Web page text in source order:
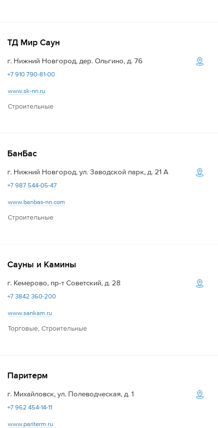
ТД Мир Саун
г. Нижний Новгород, дер. Ольгино, д. 76
+7 910 790-81-00
www.sk-nn.ru
Строительные
БанБаc
г. Нижний Новгород, ул. Заводской парк, д. 21 А
+7 987 544-05-47
www.banbas-nn.com
Строительные
Сауны и Камины
г. Кемерово, пр-т Советский, д. 28
+7 3842 360-200
www.sankam.ru
Торговые, Строительные
Паритерм
г. Михайловск, ул. Полеводческая, д. 1
+7 962 454-14-11
www.pariterm.ru